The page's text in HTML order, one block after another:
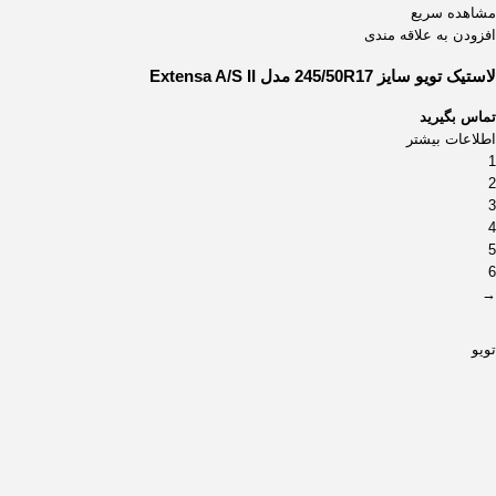
مشاهده سریع
افزودن به علاقه مندی
لاستیک تویو سایز 245/50R17 مدل Extensa A/S II
تماس بگیرید
اطلاعات بیشتر
1
2
3
4
5
6
→
تویو